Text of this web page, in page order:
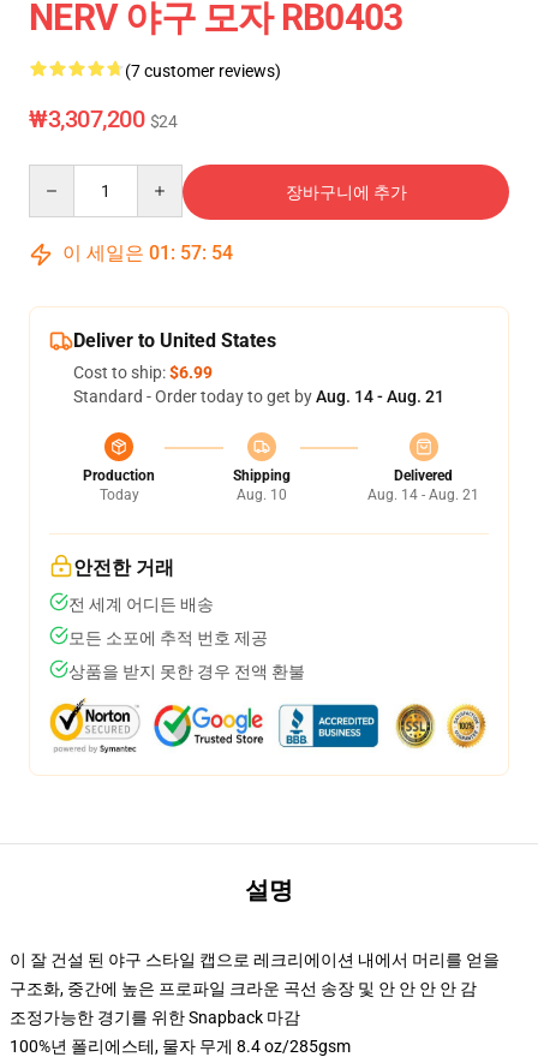
NERV 야구 모자 RB0403
(7 customer reviews)
₩3,307,200 $24
장바구니에 추가
이 세일은 01 : 57: 54
Deliver to United States
Cost to ship:$6.99
Standard - Order today to get byAug. 14 - Aug. 21
Production
Today
Shipping
Aug. 10
Delivered
Aug. 14 - Aug. 21
안전한 거래
전 세계 어디든 배송
모든 소포에 추적 번호 제공
상품을 받지 못한 경우 전액 환불
설명
이 잘 건설 된 야구 스타일 캡으로 레크리에이션 내에서 머리를 얻을
구조화, 중간에 높은 프로파일 크라운 곡선 송장 및 안 안 안 안 감
조정가능한 경기를 위한 Snapback 마감
100%년 폴리에스테, 물자 무게 8.4 oz/285gsm